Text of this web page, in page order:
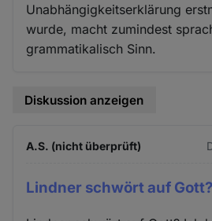
Unabhängigkeitserklärung
wurde, macht zumindest
grammatikalisch Sinn.
Diskussion anzeigen
A.S. (nicht überprüft)
Lindner schwört auf